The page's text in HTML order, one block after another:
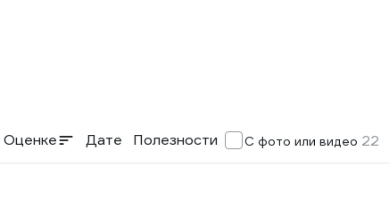
Оценке Дате Полезности С фото или видео 22